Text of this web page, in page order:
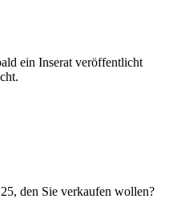
ein Inserat veröffentlicht
den Sie verkaufen wollen?